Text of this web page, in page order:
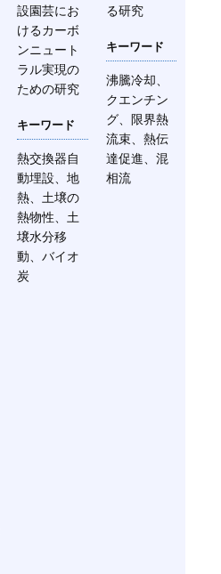
設園芸にお
けるカーボ
ンニュート
ラル実現の
ための研究
キーワード
熱交換器自
動埋設、地
熱、土壌の
熱物性、土
壌水分移
動、バイオ
炭
る研究
キーワード
沸騰冷却、
クエンチン
グ、限界熱
流束、熱伝
達促進、混
相流